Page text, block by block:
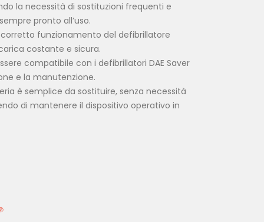
la necessità di sostituzioni frequenti e
pronto all’uso.
corretto funzionamento del defibrillatore
costante e sicura.
compatibile con i defibrillatori DAE Saver
e la manutenzione.
è semplice da sostituire, senza necessità
di mantenere il dispositivo operativo in